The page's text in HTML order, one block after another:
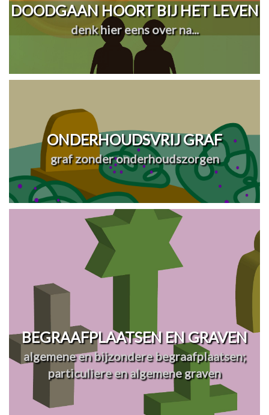
DOODGAAN HOORT BIJ HET LEVEN
denk hier eens over na...
ONDERHOUDSVRIJ GRAF
graf zonder onderhoudszorgen
BEGRAAFPLAATSEN EN GRAVEN
algemene en bijzondere begraafplaatsen;
particuliere en algemene graven